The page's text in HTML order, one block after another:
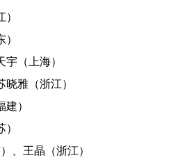
（上海）
雅（浙江）
）
、王晶（浙江）